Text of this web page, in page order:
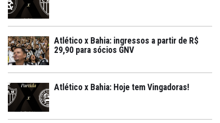
Atlético x Bahia: ingressos a partir de R$
29,90 para sócios GNV
Atlético x Bahia: Hoje tem Vingadoras!